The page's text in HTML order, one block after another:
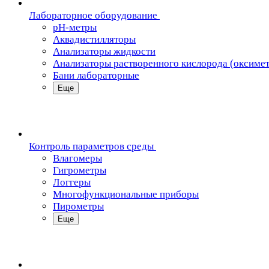
Лабораторное оборудование
pH-метры
Аквадистилляторы
Анализаторы жидкости
Анализаторы растворенного кислорода
Бани лабораторные
Еще
Контроль параметров среды
Влагомеры
Гигрометры
Логгеры
Многофункциональные приборы
Пирометры
Еще